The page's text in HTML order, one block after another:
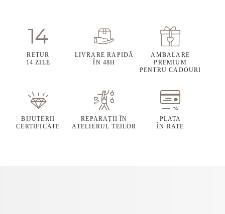
RETUR
14 ZILE
LIVRARE RAPIDĂ
ÎN 48H
AMBALARE
PREMIUM
PENTRU CADOURI
BIJUTERII
CERTIFICATE
REPARAȚII ÎN
ATELIERUL TEILOR
PLATA
ÎN RATE